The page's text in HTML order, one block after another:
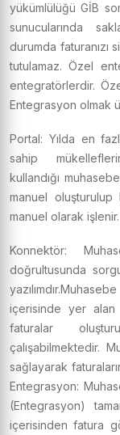
yükümlülüğü GİB
sunucularında
durumda faturanızı
tutulamaz. Özel
entegratörlerdir.
Entegrasyon olmak
Portal: Yılda en
sahip
kullandığı
manuel
manuel olarak işlenir.
Konnektör:
doğrultusunda
içerisinde yer alan
faturalar
çalışabilmektedir.
sağlayarak
Entegrasyon:
(Entegrasyon)
içerisinden fatura